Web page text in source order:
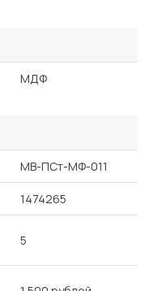
МДФ
MB-ПСт-МФ-011
1474265
5